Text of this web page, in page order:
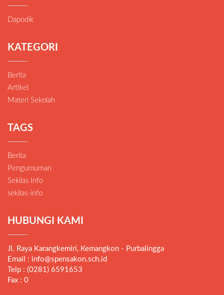
Dapodik
KATEGORI
Berita
Artikel
Materi Sekolah
TAGS
Berita
Pengumuman
Sekilas Info
sekilas-info
HUBUNGI KAMI
Jl. Raya Karangkemiri, Kemangkon - Purbalingga
Email : info@spensakon.sch.id
Telp : (0281) 6591653
Fax : 0